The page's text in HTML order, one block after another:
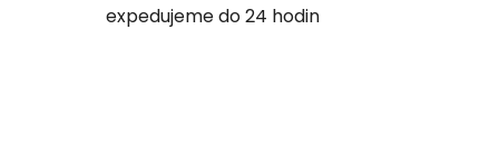
expedujeme do 24 hodin